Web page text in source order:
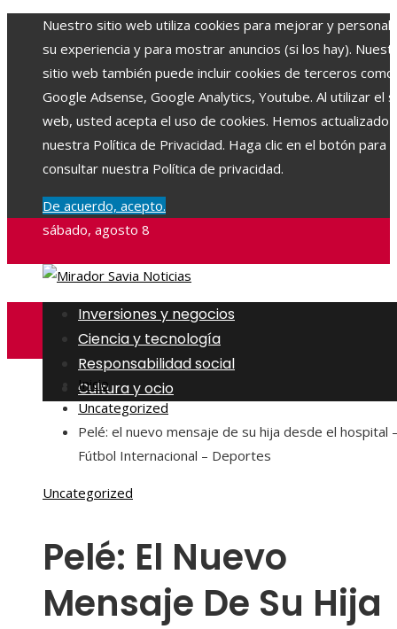
Nuestro sitio web utiliza cookies para mejorar y
su experiencia y para mostrar anuncios (si los hay).
sitio web también puede incluir cookies de terceros como
Google Adsense, Google Analytics, Youtube. Al utilizar el
web, usted acepta el uso de cookies. Hemos actualizado
nuestra Política de Privacidad. Haga clic en el botón para
consultar nuestra Política de privacidad.
De acuerdo, acepto.
sábado, agosto 8
Inversiones y negocios
Ciencia y tecnología
Responsabilidad social
Cultura y ocio
Inicio
Uncategorized
Pelé: el nuevo mensaje de su hija desde el hospital
Fútbol Internacional – Deportes
Uncategorized
Pelé: El Nuevo
Mensaje De Su Hija